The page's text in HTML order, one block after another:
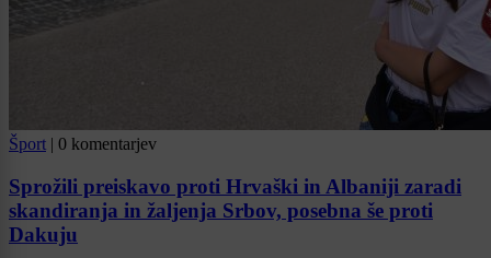
Šport | 0 komentarjev
Sprožili preiskavo proti Hrvaški in Albaniji zaradi
skandiranja in žaljenja Srbov, posebna še proti
Dakuju